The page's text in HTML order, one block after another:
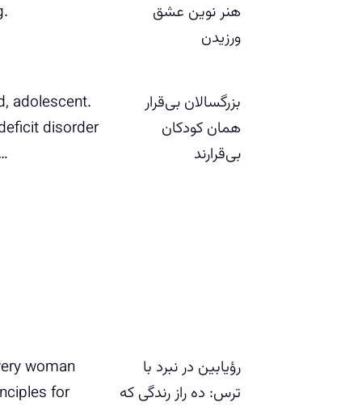
ه‍ن‍ر ن‍وی‍ن‌ ع‍ش‍ق‌
ورزی‍دن
بزرگسالان بی‌قرار
همان کودکان
بی‌قرارند
adolescent
‭disorder
رؤی‍ا‌ب‍ی‍ن‌ در ن‍ب‍رد ب‍ا
ت‍رس‌: ده راز رندگی که
woman
for